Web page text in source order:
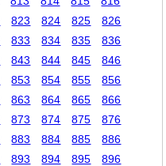
823 824 825
826
833 834 835
836
843 844 845
846
853 854 855
856
863 864 865
866
873 874 875
876
883 884 885
886
893 894 895
896